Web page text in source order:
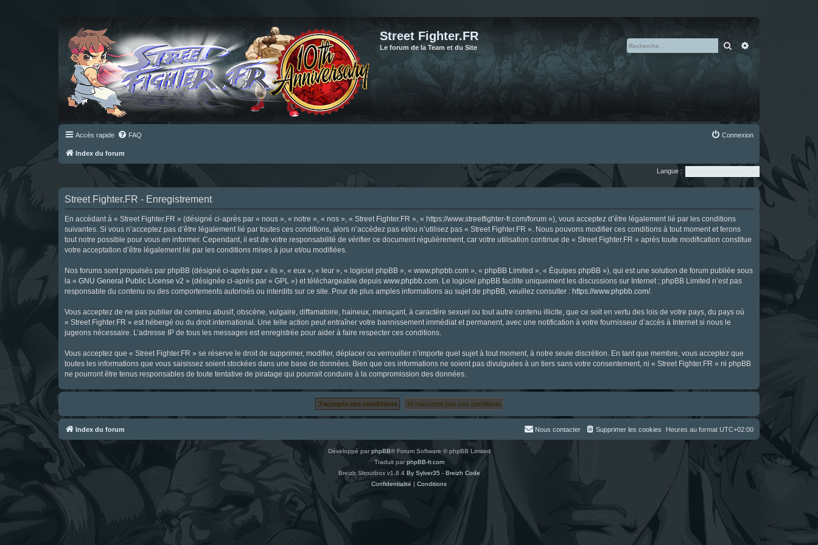
Street Fighter.FR
Le forum de la Team et du Site Rechercher
Accès rapide FAQ Connexion
Index du forum
Langue :
Street Fighter.FR - Enregistrement
En accédant à « Street Fighter.FR » (désigné ci-après par « nous », « notre », « nos », « Street Fighter.FR », « https://www.streetfighter-fr.com/forum »), vous acceptez d’être légalement lié par les conditions
suivantes. Si vous n’acceptez pas d’être légalement lié par toutes ces conditions, alors n’accédez pas et/ou n’utilisez pas « Street Fighter.FR ». Nous pouvons modifier ces conditions à tout moment et ferons
tout notre possible pour vous en informer. Cependant, il est de votre responsabilité de vérifier ce document régulièrement, car votre utilisation continue de « Street Fighter.FR » après toute modification constitue
votre acceptation d’être légalement lié par les conditions mises à jour et/ou modifiées.
Nos forums sont propulsés par phpBB (désigné ci-après par « ils », « eux », « leur », « logiciel phpBB », « www.phpbb.com », « phpBB Limited », « Équipes phpBB »), qui est une solution de forum publiée sous
la « GNU General Public License v2 » (désignée ci-après par « GPL ») et téléchargeable depuis www.phpbb.com . Le logiciel phpBB facilite uniquement les discussions sur Internet ; phpBB Limited n’est pas
responsable du contenu ou des comportements autorisés ou interdits sur ce site. Pour de plus amples informations au sujet de phpBB, veuillez consulter : https://www.phpbb.com/.
Vous acceptez de ne pas publier de contenu abusif, obscène, vulgaire, diffamatoire, haineux, menaçant, à caractère sexuel ou tout autre contenu illicite, que ce soit en vertu des lois de votre pays, du pays où
« Street Fighter.FR » est hébergé ou du droit international. Une telle action peut entraîner votre bannissement immédiat et permanent, avec une notification à votre fournisseur d’accès à Internet si nous le
jugeons nécessaire. L’adresse IP de tous les messages est enregistrée pour aider à faire respecter ces conditions.
Vous acceptez que « Street Fighter.FR » se réserve le droit de supprimer, modifier, déplacer ou verrouiller n’importe quel sujet à tout moment, à notre seule discrétion. En tant que membre, vous acceptez que
toutes les informations que vous saisissez soient stockées dans une base de données. Bien que ces informations ne soient pas divulguées à un tiers sans votre consentement, ni « Street Fighter.FR » ni phpBB
ne pourront être tenus responsables de toute tentative de piratage qui pourrait conduire à la compromission des données.
Index du forum Heures au format UTC+02:00
Supprimer les cookies
Nous contacter
Développé parphpBB® Forum Software © phpBB Limited
Traduit parphpBB-fr.com
Breizh Shoutbox v1.8.4 By Sylver35 - Breizh Code
Confidentialité | Conditions